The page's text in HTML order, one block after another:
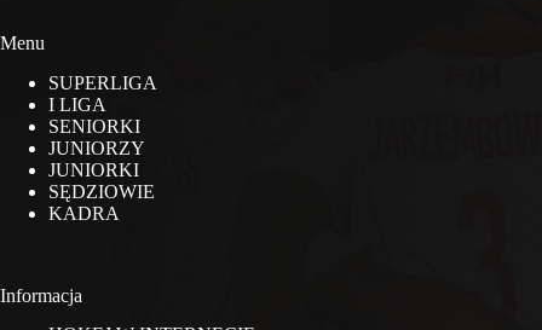
Menu
SUPERLIGA
I LIGA
SENIORKI
JUNIORZY
JUNIORKI
SĘDZIOWIE
KADRA
Informacja